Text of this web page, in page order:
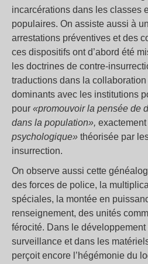
incarcérations dans les classes
populaires. On assiste aussi à
arrestations préventives et des
ces dispositifs ont d’abord été
les doctrines de contre-
traductions dans la
dominants avec les institutions
pour «promouvoir la pensée de
dans la population»,
psychologique» théorisée par
insurrection.
On observe aussi cette
des forces de police, la
spéciales, la montée en
renseignement, des unités
férocité. Dans le
surveillance et dans les
perçoit encore l’hégémonie du